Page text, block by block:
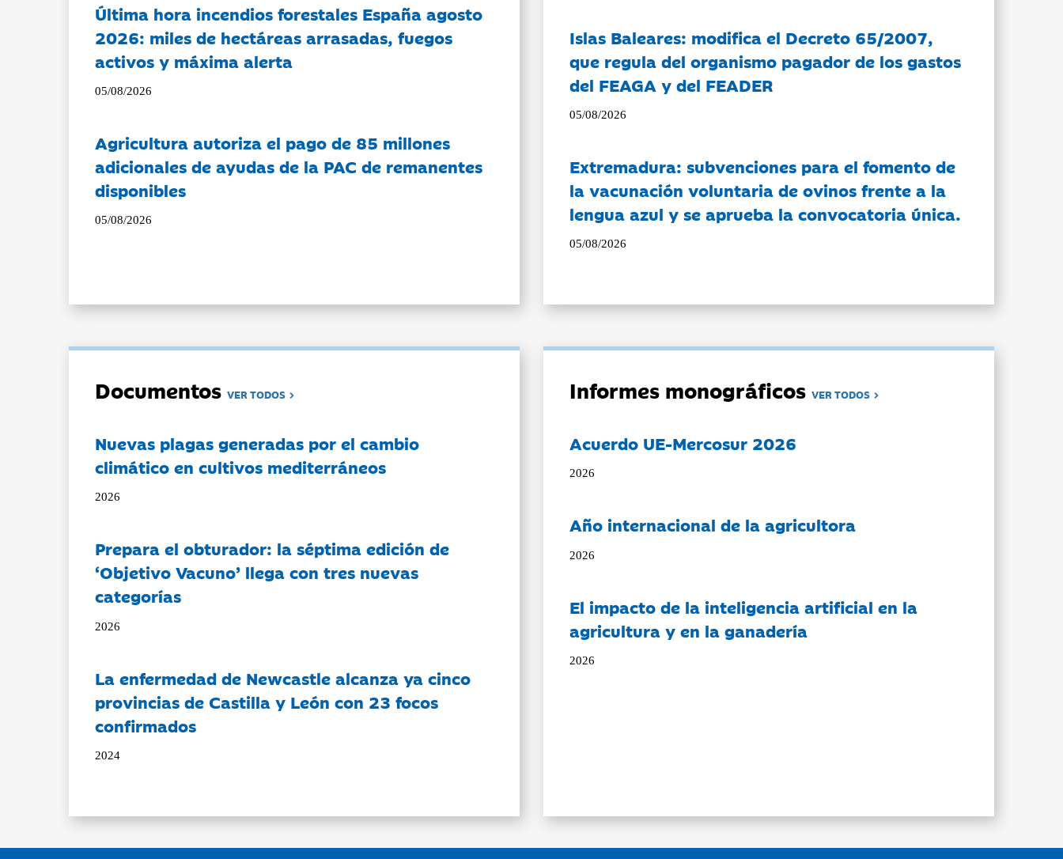
Última hora incendios forestales España agosto
2026: miles de hectáreas arrasadas, fuegos
activos y máxima alerta
05/08/2026
Agricultura autoriza el pago de 85 millones
adicionales de ayudas de la PAC de remanentes
disponibles
05/08/2026
Islas Baleares: modifica el Decreto 65/2007,
que regula del organismo pagador de los gastos
del FEAGA y del FEADER
05/08/2026
Extremadura: subvenciones para el fomento de
la vacunación voluntaria de ovinos frente a la
lengua azul y se aprueba la convocatoria única.
05/08/2026
DocumentosVER TODOS
Nuevas plagas generadas por el cambio
climático en cultivos mediterráneos
2026
Prepara el obturador: la séptima edición de
‘Objetivo Vacuno’ llega con tres nuevas
categorías
2026
La enfermedad de Newcastle alcanza ya cinco
provincias de Castilla y León con 23 focos
confirmados
2024
Informes monográficosVER TODOS
Acuerdo UE-Mercosur 2026
2026
Año internacional de la agricultora
2026
El impacto de la inteligencia artificial en la
agricultura y en la ganadería
2026